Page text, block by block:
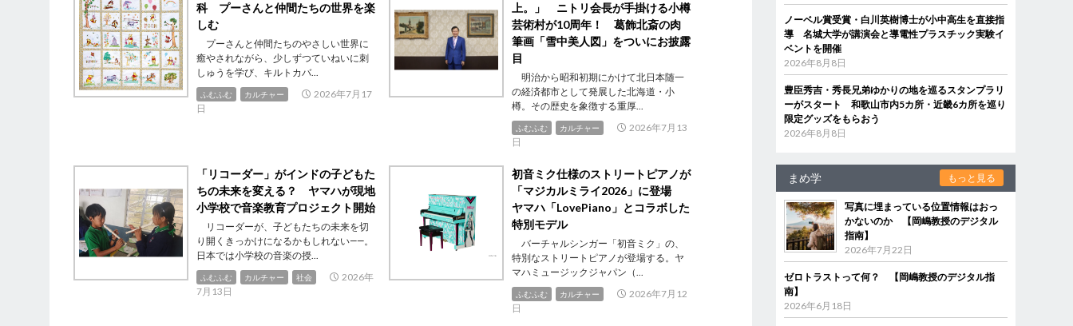
科 プーさんと仲間たちの世界を楽
しむ
プーさんと仲間たちのやさしい世界に
癒やされながら、少しずつていねいに刺
しゅうを学び、キルトカバ...
ふむふむ カルチャー
2026年7月17
日
上。」 ニトリ会長が手掛ける小樽
芸術村が10周年！ 葛飾北斎の肉
筆画「雪中美人図」をついにお披露
目
明治から昭和初期にかけて北日本随一
の経済都市として発展した北海道・小
樽。その歴史を象徴する重厚...
ふむふむ カルチャー
2026年7月13
日
「リコーダー」がインドの子どもた
ちの未来を変える？ ヤマハが現地
小学校で音楽教育プロジェクト開始
リコーダーが、子どもたちの未来を切
り開くきっかけになるかもしれない――。
日本では小学校の音楽の授...
ふむふむ カルチャー 社会
2026年
7月13日
初音ミク仕様のストリートピアノが
「マジカルミライ2026」に登場
ヤマハ「LovePiano」とコラボした
特別モデル
バーチャルシンガー「初音ミク」の、
特別なストリートピアノが登場する。ヤ
マハミュージックジャパン（...
ふむふむ カルチャー
2026年7月12
日
ノーベル賞受賞・白川英樹博士が小中高生を直接指
導 名城大学が講演会と導電性プラスチック実験イ
ベントを開催
2026年8月8日
豊臣秀吉・秀長兄弟ゆかりの地を巡るスタンプラリ
ーがスタート 和歌山市内5カ所・近畿6カ所を巡り
限定グッズをもらおう
2026年8月8日
まめ学 もっと見る
写真に埋まっている位置情報はおっ
かないのか 【岡嶋教授のデジタル
指南】
2026年7月22日
ゼロトラストって何？ 【岡嶋教授のデジタル指
南】
2026年6月18日